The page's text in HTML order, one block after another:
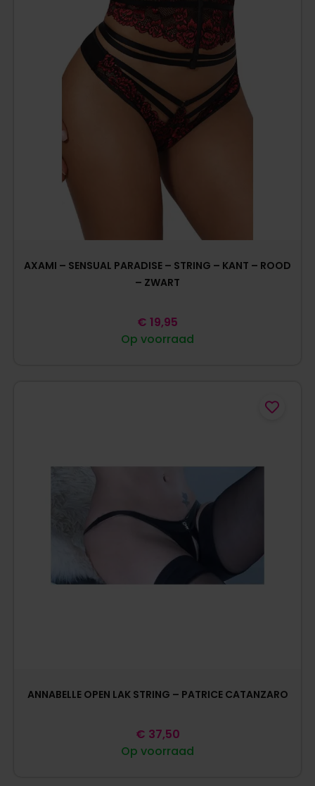
AXAMI – SENSUAL PARADISE – STRING – KANT – ROOD
– ZWART
Op voorraad
€ 19,95
ANNABELLE OPEN LAK STRING – PATRICE CATANZARO
Op voorraad
€ 37,50